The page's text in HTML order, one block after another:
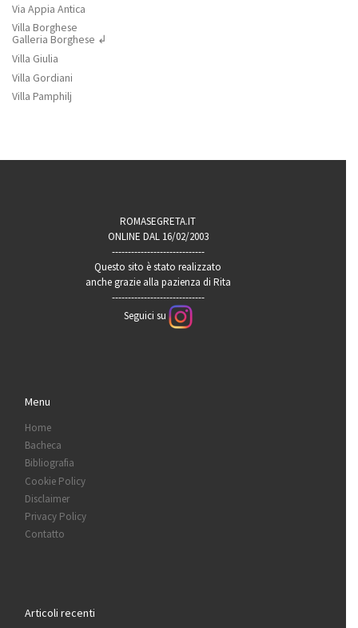
Via Appia Antica
Villa Borghese
Galleria Borghese ↲
Villa Giulia
Villa Gordiani
Villa Pamphilj
ROMASEGRETA.IT
ONLINE DAL 16/02/2003
-----------------------------
Questo sito è stato realizzato
anche grazie alla pazienza di Rita
-----------------------------
Seguici su
Menu
Home
Bacheca
Bibliografia
Cookie Policy
Disclaimer
Privacy Policy
Contatto
Articoli recenti